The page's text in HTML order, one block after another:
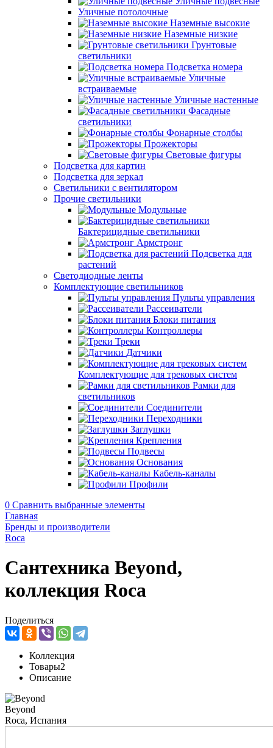
Уличные потолочные
Наземные высокие
Наземные низкие
Грунтовые
светильники
Подсветка номера
Уличные
встраиваемые
Уличные настенные
Фасадные
светильники
Фонарные столбы
Прожекторы
Световые фигуры
Подсветка для картин
Подсветка для зеркал
Светильники с вентилятором
Прочие светильники
Модульные
Бактерицидные светильники
Армстронг
Подсветка для
растений
Светодиодные ленты
Комплектующие светильников
Пульты управления
Рассеиватели
Блоки питания
Контроллеры
Треки
Датчики
Комплектующие для трековых систем
Рамки для
светильников
Соединители
Переходники
Заглушки
Крепления
Подвесы
Основания
Кабель-каналы
Профили
0 Сравнить выбранные элементы
Главная
Бренды и производители
Roca
Сантехника Beyond,
коллекция Roca
Поделиться
Коллекция
Товары2
Описание
Beyond
Roca, Испания